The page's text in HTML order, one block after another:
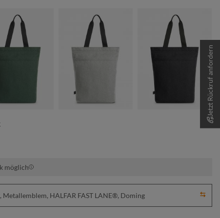
grün-meliert schwarz
möglich
HALFAR FAST LANE®, Doming
Jetzt Rückruf anfordern